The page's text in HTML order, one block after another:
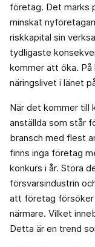
företag. Det märks
minskat
riskkapital sin
tydligaste
kommer att öka. På
näringslivet i länet
När det kommer till
anställda som står
bransch med flest
finns inga företag
konkurs i år. Stora
försvarsindustrin
att företag försöker
närmare. Vilket
Detta är en trend